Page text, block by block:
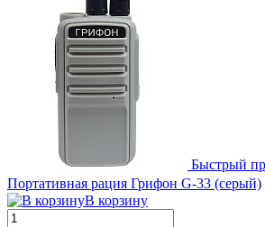
Быстрый
Портативная рация Грифон G-33 (серый)
В корзину